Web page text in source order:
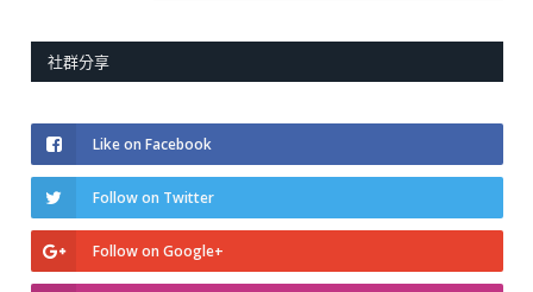
社群分享
Like on Facebook
Follow on Twitter
Follow on Google+